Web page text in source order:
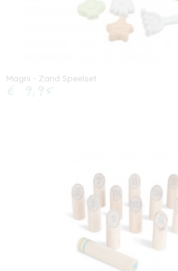
Magni - Zand Speelset
€ 9,95